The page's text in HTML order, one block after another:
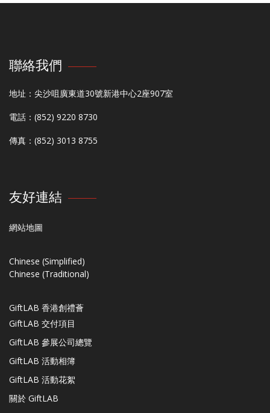
聯絡我們
地址：尖沙咀廣東道30號新港中心2座907室
電話：(852) 9220 8730
傳真：(852) 3013 8755
友好連結
網站地圖
Chinese (Simplified)
Chinese (Traditional)
GiftLAB 香港創禮薈
GiftLAB 交付項目
GiftLAB 參展公司總覽
GiftLAB 活動相簿
GiftLAB 活動花絮
關於 GiftLAB